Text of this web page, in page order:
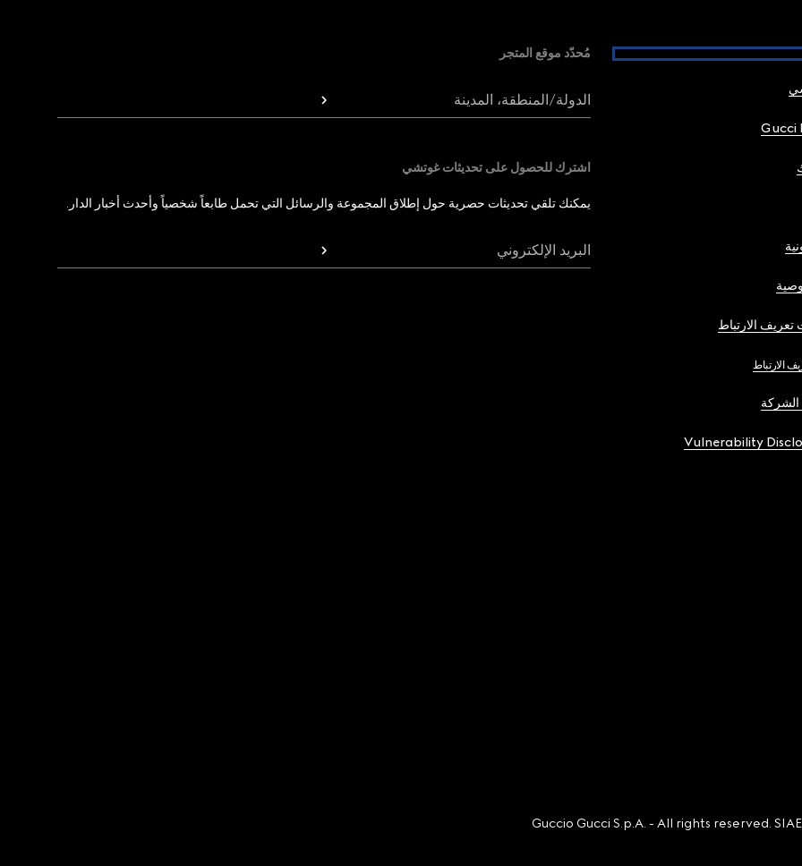
Gucci
الارتباط
الارتباط
Vulnerability
مُحدّد موقع المتجر
الدولة/المنطقة، المدينة
اشترك للحصول على تحديثات غوتشي
يمكنك تلقي تحديثات حصرية حول إطلاق المجموعة والرسائل التي تحمل طابعاً شخصياً وأحدث أخبار الدار.
البريد الإلكتروني